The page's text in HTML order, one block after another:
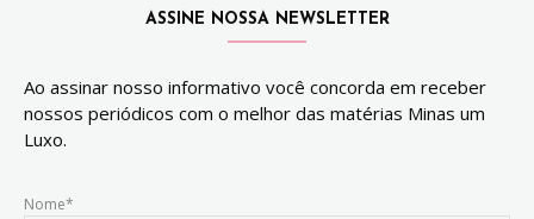
ASSINE NOSSA NEWSLETTER
Ao assinar nosso informativo você concorda em receber
nossos periódicos com o melhor das matérias Minas um
Luxo.
Nome*